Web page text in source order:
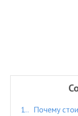
1.
Почему